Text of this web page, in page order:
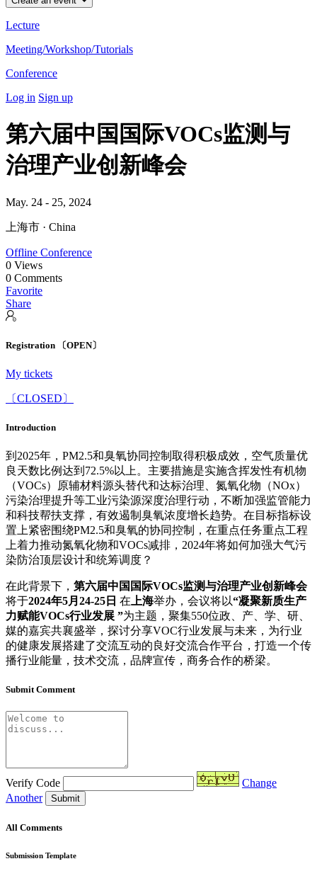
Lecture
Meeting/Workshop/Tutorials
Conference
Log in Sign up
第六届中国国际VOCs监测与
治理产业创新峰会
May. 24 - 25, 2024
上海市 · China
Offline Conference
0 Views
0 Comments
Favorite
Share
Registration 〔OPEN〕
My tickets
〔CLOSED〕
Introduction
到2025年，PM2.5和臭氧协同控制取得积极成效，空气质量优
良天数比例达到72.5%以上。主要措施是实施含挥发性有机物
（VOCs）原辅材料源头替代和达标治理、氮氧化物（NOx）
污染治理提升等工业污染源深度治理行动，不断加强监管能力
和科技帮扶支撑，有效遏制臭氧浓度增长趋势。在目标指标设
置上紧密围绕PM2.5和臭氧的协同控制，在重点任务重点工程
上着力推动氮氧化物和VOCs减排，2024年将如何加强大气污
染防治顶层设计和统筹调度？
在此背景下， 第六届中国国际VOCs监测与治理产业创新峰会
将于2024年5月24-25日 在 上海举办，会议将以“凝聚新质生产
力赋能VOCs行业发展 ”为主题，聚集550位政、产、学、研、
媒的嘉宾共襄盛举，探讨分享VOC行业发展与未来，为行业
的健康发展搭建了交流互动的良好交流合作平台，打造一个传
播行业能量，技术交流，品牌宣传，商务合作的桥梁。
Submit Comment
Verify Code
Change
Another
Submit
All Comments
Submission Template